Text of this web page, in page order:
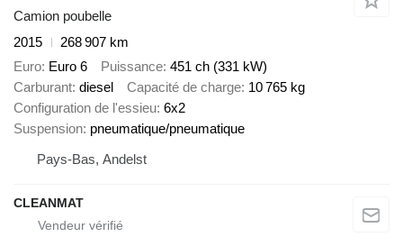
Camion poubelle
2015
268 907 km
Euro Euro 6 Puissance 451 ch (331 kW)
Carburant diesel Capacité de charge 10 765 kg
Configuration de l'essieu 6x2
Suspension pneumatique/pneumatique
Pays-Bas, Andelst
CLEANMAT